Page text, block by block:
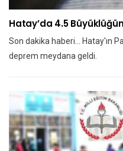
Hatay’da 4.5
Son dakika haberi... Hatay'ın
deprem meydana geldi.